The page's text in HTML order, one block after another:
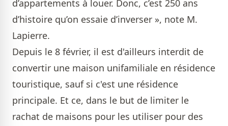
d’appartements à louer. Donc, c’est 250 ans
d’histoire qu’on essaie d’inverser », note M.
Lapierre.
Depuis le 8 février, il est d'ailleurs interdit de
convertir une maison unifamiliale en résidence
touristique, sauf si c'est une résidence
principale. Et ce, dans le but de limiter le
rachat de maisons pour les utiliser pour des